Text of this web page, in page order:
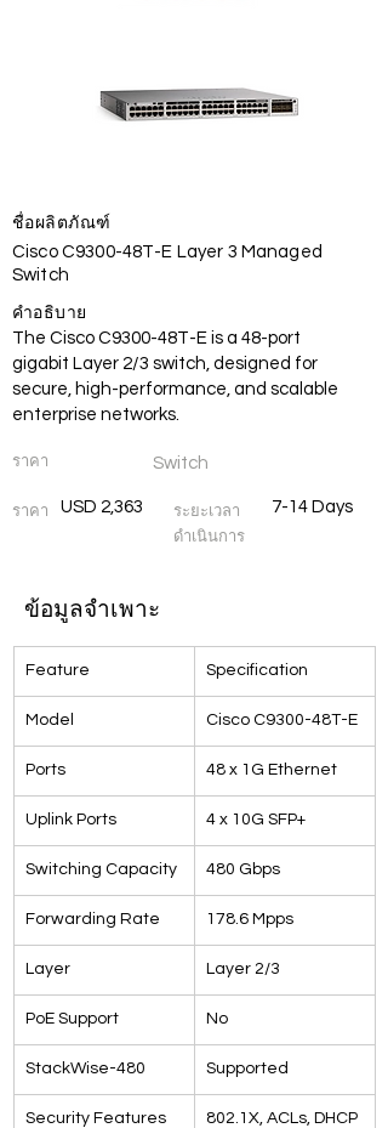
ชื่อผลิตภัณฑ์
Cisco C9300-48T-E Layer 3 Managed
Switch
คำอธิบาย
The Cisco C9300-48T-E is a 48-port
gigabit Layer 2/3 switch, designed for
secure, high-performance, and scalable
enterprise networks.
ราคา Switch
ราคา USD 2,363
ระยะเวลา
ดำเนินการ
7-14 Days
ข้อมูลจำเพาะ
Feature Specification
Model Cisco C9300-48T-E
Ports 48 x 1G Ethernet
Uplink Ports 4 x 10G SFP+
Switching Capacity 480 Gbps
Forwarding Rate 178.6 Mpps
Layer Layer 2/3
PoE Support No
StackWise-480 Supported
Security Features
802.1X, ACLs, DHCP